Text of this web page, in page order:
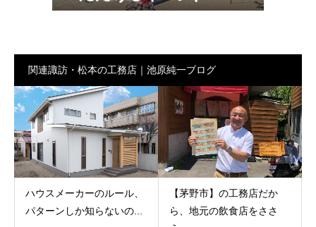
関連諏訪・松本の工務店｜池原純一ブログ
ハウスメーカーのルール、
パターンしか知らないの...
【茅野市】の工務店だか
ら、地元の飲食店をささ